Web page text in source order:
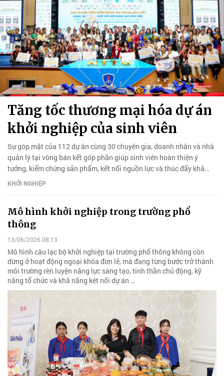
Tăng tốc thương mại hóa dự án
khởi nghiệp của sinh viên
Sự góp mặt của 112 dự án cùng 30 chuyên gia, doanh nhân và nhà
quản lý tại vòng bán kết góp phần giúp sinh viên hoàn thiện ý
tưởng, kiểm chứng sản phẩm, kết nối nguồn lực và thúc đẩy khả
năng thương mại hóa.
KHỞI NGHIỆP
Mô hình khởi nghiệp trong trường phổ
thông
13/06/2026 08:13
Mô hình câu lạc bộ khởi nghiệp tại trường phổ thông không còn
dừng ở hoạt động ngoại khóa đơn lẻ, mà đang từng bước trở thành
môi trường rèn luyện năng lực sáng tạo, tinh thần chủ động, kỹ
năng tổ chức và khả năng két nối dự án …